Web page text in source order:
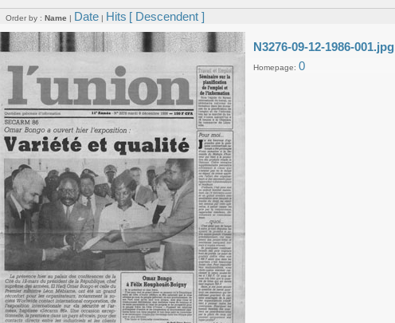
Order by : Name | Date | Hits [ Descendent ]
N3276-09-12-1986-001.jpg
Homepage: 0